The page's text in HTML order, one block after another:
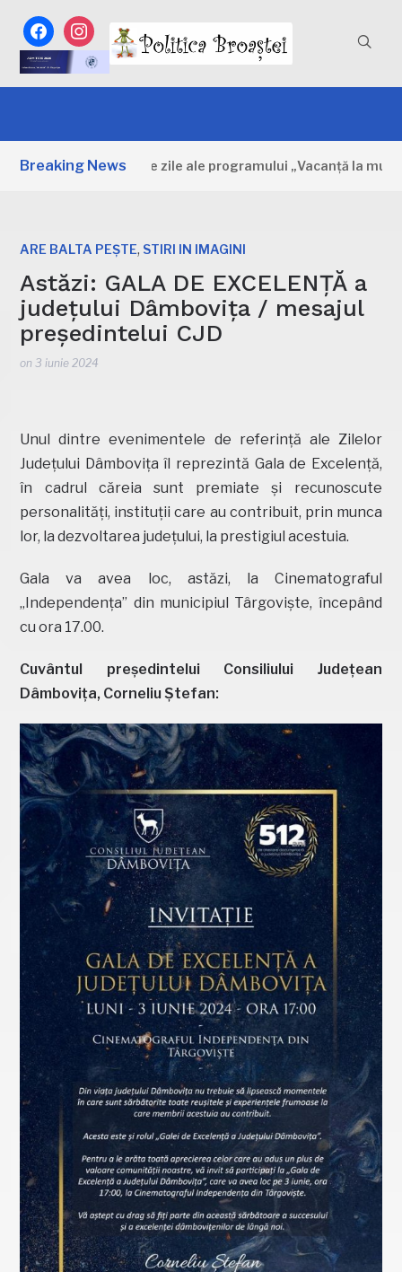
facebookinstagram
Breaking NewsPrimele zile ale programului „Vacanță la muzeu”
ARE BALTA PEȘTE, STIRI IN IMAGINI
Astăzi: GALA DE EXCELENȚĂ a
județului Dâmbovița / mesajul
președintelui CJD
on3 iunie 2024
Unul dintre evenimentele de referință ale Zilelor
Județului Dâmbovița îl reprezintă Gala de Excelență,
în cadrul căreia sunt premiate și recunoscute
personalități, instituții care au contribuit, prin munca
lor, la dezvoltarea județului, la prestigiul acestuia.
Gala va avea loc, astăzi, la Cinematograful
„Independența” din municipiul Târgoviște, începând
cu ora 17.00.
Cuvântul președintelui Consiliului Județean
Dâmbovița, Corneliu Ștefan: